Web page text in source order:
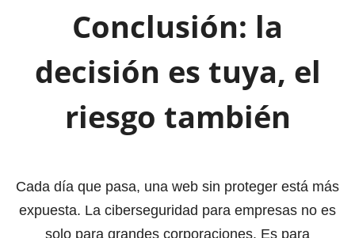
Conclusión: la
decisión es tuya, el
riesgo también
Cada día que pasa, una web sin proteger está más
expuesta. La ciberseguridad para empresas no es
solo para grandes corporaciones. Es para